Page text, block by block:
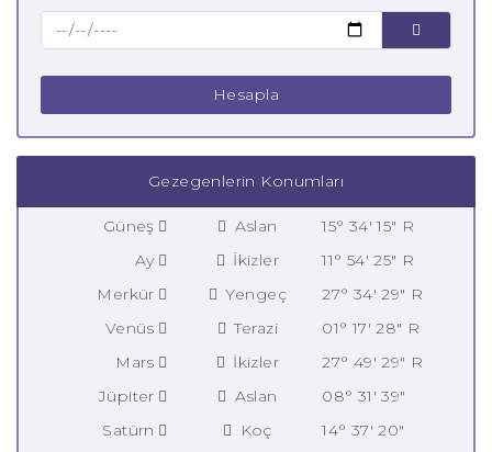
Hesapla
Gezegenlerin Konumları
Güneş Aslan
15° 34' 15" R
Ay
İkizler
11° 54' 25" R
Merkür
Yengeç
27° 34' 29" R
Venüs
Terazi
01° 17' 28" R
Mars
İkizler
27° 49' 29" R
Jüpiter
Aslan
08° 31' 39"
Satürn
Koç
14° 37' 20"